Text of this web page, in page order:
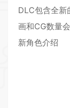
DLC包含全新
画和CG数量会
新角色介绍